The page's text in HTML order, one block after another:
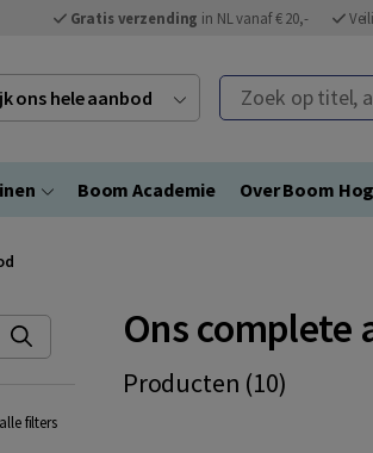
Gratis verzending in NL vanaf € 20,-
ons hele aanbod Zoek op titel,
Boom Academie Over Boom
filters
Ons complete
Producten (10)